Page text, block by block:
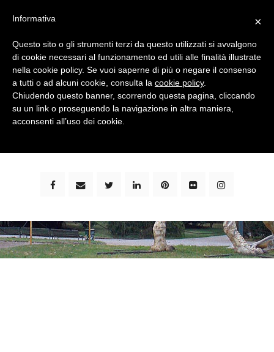
bimbi e viaggi - family travel blog: community #1 in
×
Informativa
Questo sito o gli strumenti terzi da questo utilizzati si avvalgono
di cookie necessari al funzionamento ed utili alle finalità illustrate
nella cookie policy. Se vuoi saperne di più o negare il consenso
a tutti o ad alcuni cookie, consulta la cookie policy.
Chiudendo questo banner, scorrendo questa pagina, cliccando
su un link o proseguendo la navigazione in altra maniera,
acconsenti all’uso dei cookie.